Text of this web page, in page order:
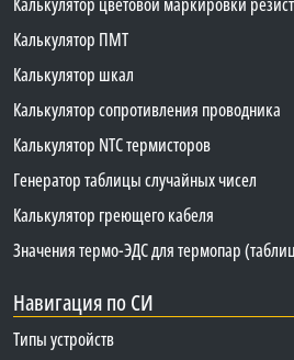
Калькулятор ПМТ
Калькулятор шкал
Калькулятор сопротивления проводника
Калькулятор NTC термисторов
Генератор таблицы случайных чисел
Калькулятор греющего кабеля
Значения термо-ЭДС для термопар
Навигация по СИ
Типы устройств